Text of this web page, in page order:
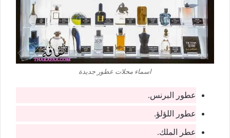
اسماء محلات عطور جديدة
عطور البرنس.
عطور اللؤلؤ.
عطر الملك.